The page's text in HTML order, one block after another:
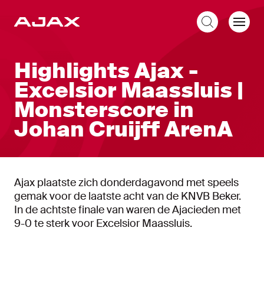
Highlights Ajax -
Excelsior Maassluis |
Monsterscore in
Johan Cruijff ArenA
Ajax plaatste zich donderdagavond met speels
gemak voor de laatste acht van de KNVB Beker.
In de achtste finale van waren de Ajacieden met
9-0 te sterk voor Excelsior Maassluis.